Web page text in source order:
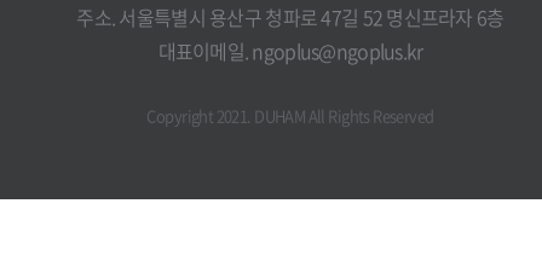
주소. 서울특별시 용산구 청파로 47길 52 명신프라자 6층
대표이메일. ngoplus@ngoplus.kr
Copyright 2021. DUHAM All Rights Reserved